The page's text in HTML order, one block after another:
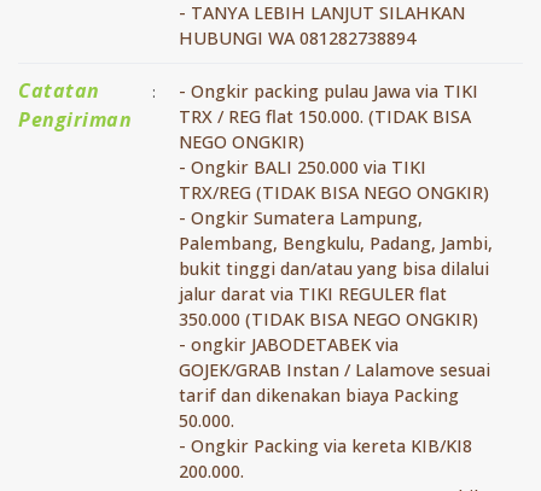
- ⁠TANYA LEBIH LANJUT SILAHKAN
HUBUNGI WA 081282738894
Catatan
Pengiriman
:
- Ongkir packing pulau Jawa via TIKI
TRX / REG flat 150.000. (TIDAK BISA
NEGO ONGKIR)
- ⁠Ongkir BALI 250.000 via TIKI
TRX/REG (TIDAK BISA NEGO ONGKIR)
- ⁠Ongkir Sumatera Lampung,
Palembang, Bengkulu, Padang, Jambi,
bukit tinggi dan/atau yang bisa dilalui
jalur darat via TIKI REGULER flat
350.000 (TIDAK BISA NEGO ONGKIR)
- ⁠ongkir JABODETABEK via
GOJEK/GRAB Instan / Lalamove sesuai
tarif dan dikenakan biaya Packing
50.000.
- ⁠Ongkir Packing via kereta KIB/KI8
200.000.